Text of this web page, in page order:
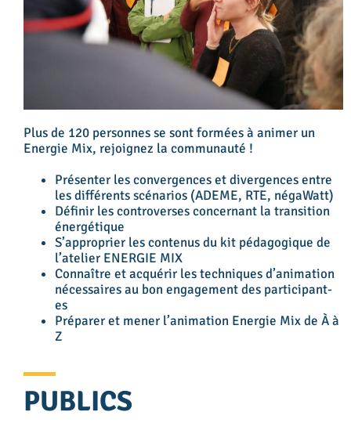
Plus de 120 personnes se sont formées à animer un
Energie Mix, rejoignez la communauté !
Présenter les convergences et divergences entre
les différents scénarios (ADEME, RTE, négaWatt)
Définir les controverses concernant la transition
énergétique
S’approprier les contenus du kit pédagogique de
l’atelier ENERGIE MIX
Connaître et acquérir les techniques d’animation
nécessaires au bon engagement des participant-
es
Préparer et mener l’animation Energie Mix de À à
Z
PUBLICS